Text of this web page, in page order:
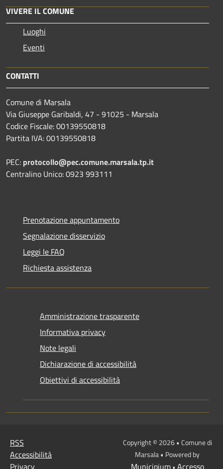
VIVERE IL COMUNE
Luoghi
Eventi
CONTATTI
Comune di Marsala
Via Giuseppe Garibaldi, 47 - 91025 - Marsala
Codice Fiscale: 00139550818
Partita IVA: 00139550818
PEC: protocollo@pec.comune.marsala.tp.it
Centralino Unico: 0923 993111
Prenotazione appuntamento
Segnalazione disservizio
Leggi le FAQ
Richiesta assistenza
Amministrazione trasparente
Informativa privacy
Note legali
Dichiarazione di accessibilità
Obiettivi di accessibilità
RSS
Accessibilità
Privacy
Copyright © 2026 • Comune di
Marsala • Powered by
Municipium• Accesso